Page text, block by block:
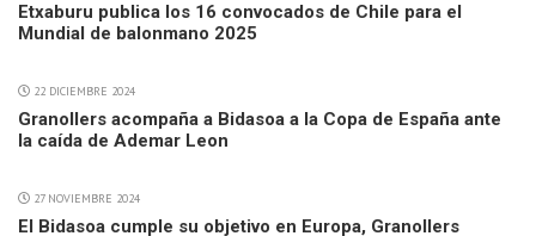
Etxaburu publica los 16 convocados de Chile para el
Mundial de balonmano 2025
22 DICIEMBRE 2024
Granollers acompaña a Bidasoa a la Copa de España ante
la caída de Ademar Leon
27 NOVIEMBRE 2024
El Bidasoa cumple su objetivo en Europa, Granollers